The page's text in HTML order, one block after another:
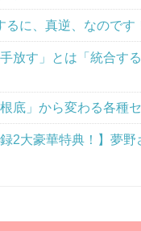
るに、真逆、なのです
放す」とは「統合す
底」から変わる各種
2大豪華特典！】夢野